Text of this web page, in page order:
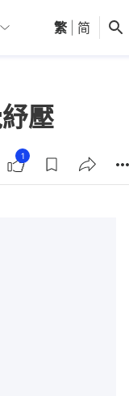
深圳 觀點 健康
繁 简
壓
1